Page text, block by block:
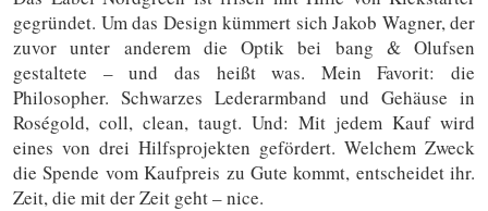
gegründet. Um das Design kümmert sich Jakob Wagner, der
zuvor unter anderem die Optik bei bang & Olufsen
gestaltete – und das heißt was. Mein Favorit: die
Philosopher. Schwarzes Lederarmband und Gehäuse in
Roségold, coll, clean, taugt. Und: Mit jedem Kauf wird
eines von drei Hilfsprojekten gefördert. Welchem Zweck
die Spende vom Kaufpreis zu Gute kommt, entscheidet ihr.
Zeit, die mit der Zeit geht – nice.